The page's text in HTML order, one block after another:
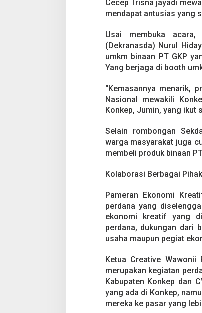
Cecep Trisna jayadi
mendapat antusias yang
Usai membuka
(Dekranasda) Nurul
umkm binaan PT GKP
Yang berjaga di booth
“Kemasannya menarik,
Nasional mewakili
Konkep, Jumin, yang ikut
Selain rombongan
warga masyarakat juga
membeli produk binaan PT
Kolaborasi Berbagai Pihak
Pameran Ekonomi
perdana yang
ekonomi kreatif yang
perdana, dukungan dari
usaha maupun pegiat
Ketua Creative
merupakan kegiatan
Kabupaten Konkep dan
yang ada di Konkep,
mereka ke pasar yang